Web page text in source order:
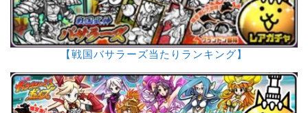
【戦国バサラーズ当たりランキング】